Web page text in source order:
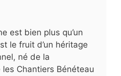
est bien plus qu’un
le fruit d’un héritage
né de la
Chantiers Bénéteau